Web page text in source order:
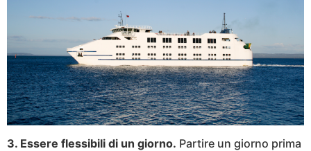
3. Essere flessibili di un giorno. Partire un giorno prima